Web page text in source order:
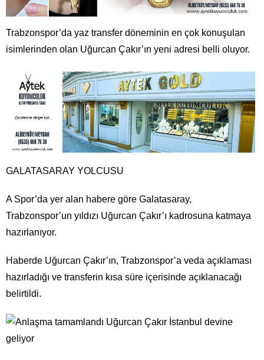
Trabzonspor’da yaz transfer döneminin en çok konuşulan
isimlerinden olan Uğurcan Çakır’ın yeni adresi belli oluyor.
GALATASARAY YOLCUSU
A Spor’da yer alan habere göre Galatasaray,
Trabzonspor’un yıldızı Uğurcan Çakır’ı kadrosuna katmaya
hazırlanıyor.
Haberde Uğurcan Çakır’ın, Trabzonspor’a veda açıklaması
hazırladığı ve transferin kısa süre içerisinde açıklanacağı
belirtildi.